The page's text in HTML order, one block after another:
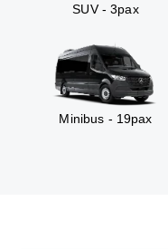
SUV - 3pax
Minibus - 19pax